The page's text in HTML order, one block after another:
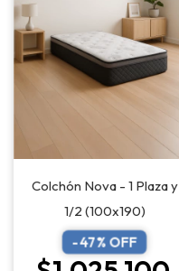
Colchón Nova - 1 Plaza y
1/2 (100x190)
-47% OFF